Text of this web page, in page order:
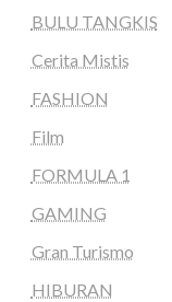
BULU TANGKIS
Cerita Mistis
FASHION
Film
FORMULA 1
GAMING
Gran Turismo
HIBURAN